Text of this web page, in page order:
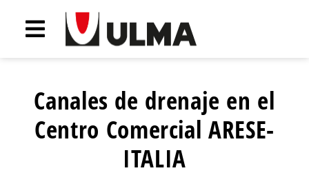
Canales de drenaje en el
Centro Comercial ARESE-
ITALIA